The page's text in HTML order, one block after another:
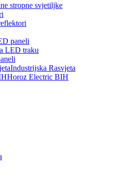
stropne svjetiljke
paneli
LED traku
Industrijska Rasvjeta
Horoz Electric BIH